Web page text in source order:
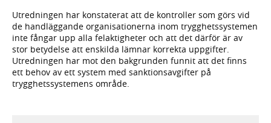
Utredningen har konstaterat att de kontroller som görs vid
de handläggande organisationerna inom trygghetssystemen
inte fångar upp alla felaktigheter och att det därför är av
stor betydelse att enskilda lämnar korrekta uppgifter.
Utredningen har mot den bakgrunden funnit att det finns
ett behov av ett system med sanktionsavgifter på
trygghetssystemens område.